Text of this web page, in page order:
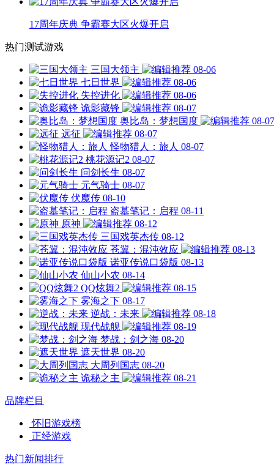
17周年庆典 争霸赛大区火爆开启
热门测试游戏
三国大领主
08-06
七日世界
08-06
失控进化
08-06
诡影藏锋
08-07
奥比岛：梦想国度
08-07
远征
08-07
怪物猎人：旅人 08-07
桃花源记2 08-07
问剑长生 08-07
元气骑士 08-07
伏魔传 08-10
盗墓笔记：启程 08-11
原神
08-12
三国戏英杰传 08-12
苍翼：混沌效应
08-13
诺亚传说口袋版 08-13
仙山小农 08-14
QQ炫舞2
08-15
雾海之下 08-17
逆战：未来
08-18
现代战舰
08-19
梦战：剑之海 08-20
遮天世界 08-20
大周列国志 08-20
诡秘之主
08-21
品牌栏目
怀旧游戏榜
正经游戏
热门新闻排行